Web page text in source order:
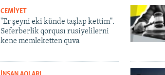
CEMİYET
"Er şeyni eki künde taşlap kettim".
Seferberlik qorqusı rusiyelilerni
kene memleketten quva